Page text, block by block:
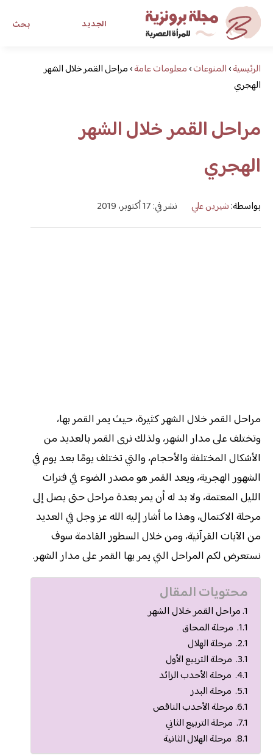
بحث الجديد
مجلة برونزية للفتاة العصريةالرئيسية›المنوعات›معلومات عامة›مراحل القمر خلال الشهر
الهجري
مراحل القمر خلال الشهر
الهجري
بواسطة:شيرين علي نشر في: 17 أكتوبر، 2019
مراحل القمر خلال الشهر كثيرة، حيث يمر القمر بها،
وتختلف على مدار الشهر، ولذلك نرى القمر بالعديد من
الأشكال المختلفة والأحجام، والتي تختلف يومًا بعد يوم في
الشهور الهجرية، ويعد القمر هو مصدر الضوء في فترات
الليل المعتمة، ولا بد له أن يمر بعدة مراحل حتى يصل إلى
مرحلة الاكتمال، وهذا ما أشار إليه الله عز وجل في العديد
من الآيات القرآنية، ومن خلال السطور القادمة سوف
نستعرض لكم المراحل التي يمر بها القمر على مدار الشهر.
محتويات المقال
مراحل القمر خلال الشهر
مرحلة المحاق
مرحلة الهلال
مرحلة التربيع الأول
مرحلة الأحدب الزائد
مرحلة البدر
مرحلة الأحدب الناقص
مرحلة التربيع الثاني
مرحلة الهلال الثانية